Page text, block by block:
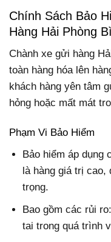
Chính Sách Bảo
Hàng Hải Phòng
Chành xe gửi hàng
toàn hàng hóa lên
khách hàng yên tâm
hỏng hoặc mất mát
Phạm Vi Bảo Hiểm
Bảo hiểm áp dụng
là hàng giá trị cao,
trọng.
Bao gồm các rủi
tai trong quá trình